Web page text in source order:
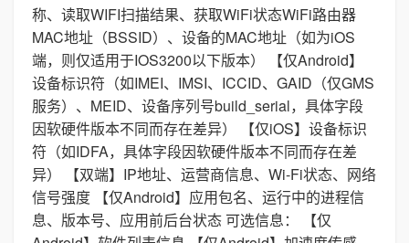
称、读取WIFI扫描结果、获取WiFi状态WiFi路由器
MAC地址（BSSID）、设备的MAC地址（如为iOS
端，则仅适用于IOS3200以下版本） 【仅Android】
设备标识符（如IMEI、IMSI、ICCID、GAID（仅GMS
服务）、MEID、设备序列号build_serial，具体字段
因软硬件版本不同而存在差异） 【仅iOS】设备标识
符（如IDFA，具体字段因软硬件版本不同而存在差
异） 【双端】IP地址、运营商信息、Wi-Fi状态、网络
信号强度 【仅Android】应用包名、运行中的进程信
息、版本号、应用前后台状态 可选信息： 【仅